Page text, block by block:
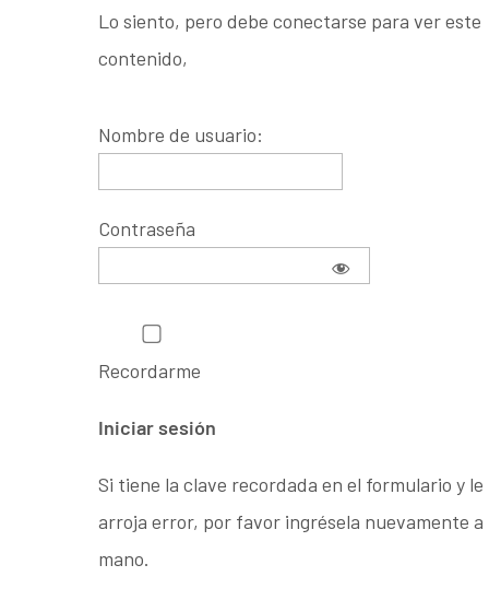
Lo siento, pero debe conectarse para ver este
contenido,
Nombre de usuario:
Contraseña
Recordarme
Si tiene la clave recordada en el formulario y le
arroja error, por favor ingrésela nuevamente a
mano.